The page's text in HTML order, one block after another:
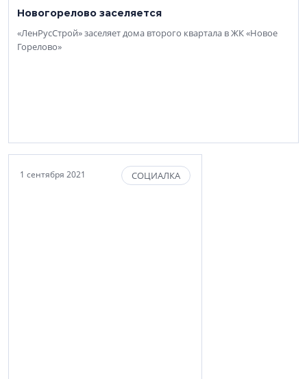
Новогорелово заселяется
«ЛенРусСтрой» заселяет дома второго квартала в ЖК «Новое
Горелово»
1 сентября 2021 СОЦИАЛКА